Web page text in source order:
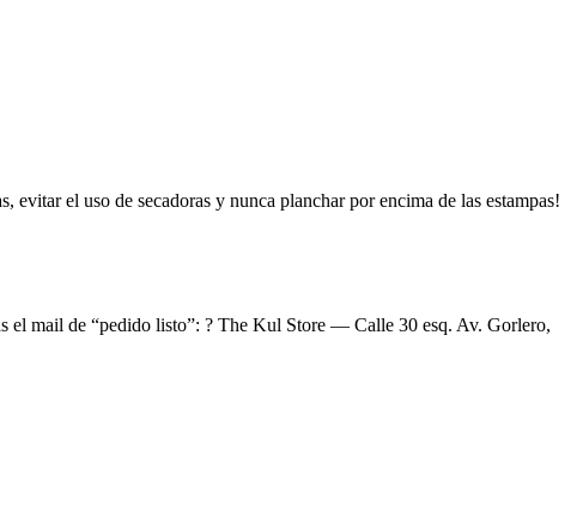
evitar el uso de secadoras y nunca planchar por encima de las estampas!
el mail de “pedido listo”: ? The Kul Store — Calle 30 esq. Av. Gorlero,